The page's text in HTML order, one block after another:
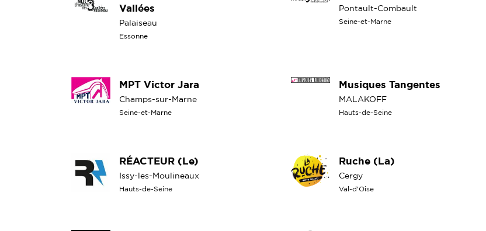
Vallées
Palaiseau
Essonne
Pontault-Combault
Seine-et-Marne
MPT Victor Jara
Champs-sur-Marne
Seine-et-Marne
Musiques Tangentes
MALAKOFF
Hauts-de-Seine
RÉACTEUR (Le)
Issy-les-Moulineaux
Hauts-de-Seine
Ruche (La)
Cergy
Val-d'Oise